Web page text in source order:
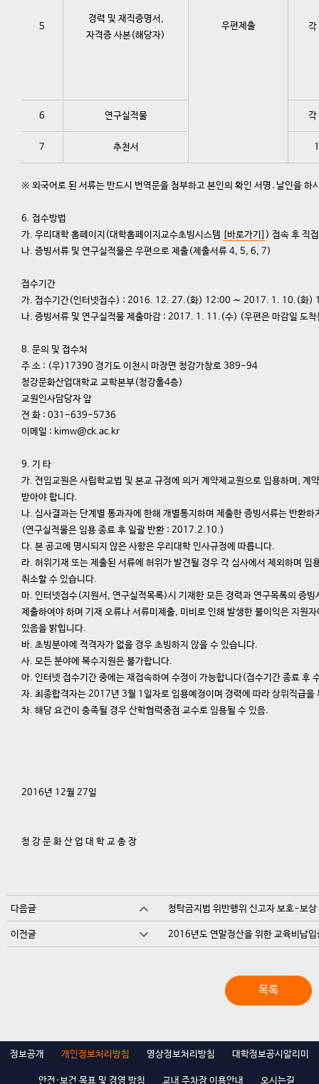
우편제출
5
경력 및 재직증명서,
자격증 사본(해당자)
각
6 연구실적물 각
7 추천서
※ 외국어로 된 서류는 반드시 번역문을 첨부하고 본인의 확인 서명․날인을 하
6. 접수방법
가. 우리대학 홈페이지(대학홈페이지교수초빙시스템
[바로가기] ) 접속 후 직
나. 증빙서류 및 연구실적물은 우편으로 제출(제출서류 4, 5, 6, 7)
접수기간
가. 접수기간(인터넷접수) : 2016. 12. 27.(화) 12:00 ∼ 2017. 1. 10.(화)
나. 증빙서류 및 연구실적물 제출마감 : 2017. 1. 11.(수) (우편은 마감일 도
8. 문의 및 접수처
주 소 : (우)17390 경기도 이천시 마장면 청강가창로 389-94
청강문화산업대학교 교학본부(청강홀4층)
교원인사담당자 앞
전 화 : 031-639-5736
이메일 : kimw@ck.ac.kr
9. 기 타
가. 전임교원은 사립학교법 및 본교 규정에 의거 계약제교원으로 임용하며, 계
받아야 합니다.
나. 심사결과는 단계별 통과자에 한해 개별통지하며 제출한 증빙서류는 반환하
(연구실적물은 임용 종료 후 일괄 반환 : 2017.2.10.)
다. 본 공고에 명시되지 않은 사항은 우리대학 인사규정에 따릅니다.
라. 허위기재 또는 제출된 서류에 허위가 발견될 경우 각 심사에서 제외하며 임
취소할 수 있습니다.
마. 인터넷접수(지원서, 연구실적목록)시 기재한 모든 경력과 연구목록의 증
제출하여야 하며 기재 오류나 서류미제출, 미비로 인해 발생한 불이익은 지원
있음을 밝힙니다.
바. 초빙분야에 적격자가 없을 경우 초빙하지 않을 수 있습니다.
사. 모든 분야에 복수지원은 불가합니다.
아. 인터넷 접수기간 중에는 재접속하여 수정이 가능합니다(접수기간 종료 후
자. 최종합격자는 2017년 3월 1일자로 임용예정이며 경력에 따라 상위직급을
차. 해당 요건이 충족될 경우 산학협력중점 교수로 임용될 수 있음.
2016년 12월 27일
청 강 문 화 산 업 대 학 교 총 장
다음글 청탁금지법 위반행위 신고자 보호-보
이전글 2016년도 연말정산을 위한 교육비납입
목록
정보공개 개인정보처리방침 영상정보처리방침 대학정보공시알리미
안전·보건 목표 및 경영 방침 교내 주차장 이용안내 오시는길